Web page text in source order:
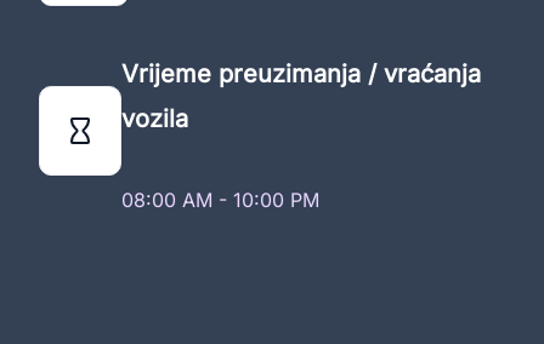
Vrijeme preuzimanja / vraćanja
vozila
08:00 AM - 10:00 PM